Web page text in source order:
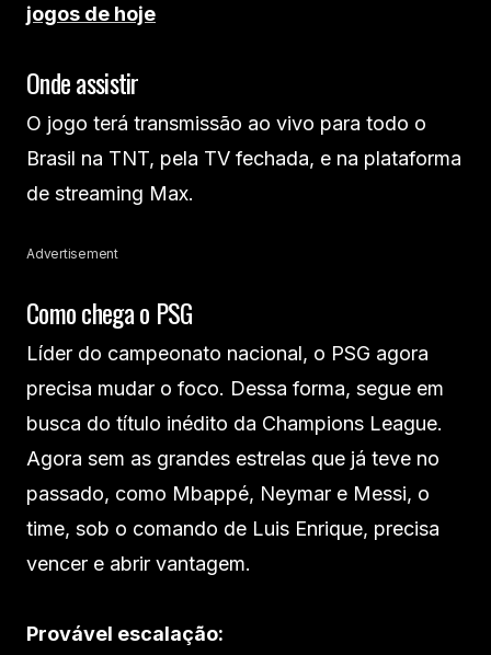
jogos de hoje
Onde assistir
O jogo terá transmissão ao vivo para todo o
Brasil na TNT, pela TV fechada, e na plataforma
de streaming Max.
Advertisement
Como chega o PSG
Líder do campeonato nacional, o PSG agora
precisa mudar o foco. Dessa forma, segue em
busca do título inédito da Champions League.
Agora sem as grandes estrelas que já teve no
passado, como Mbappé, Neymar e Messi, o
time, sob o comando de Luis Enrique, precisa
vencer e abrir vantagem.
Provável escalação: